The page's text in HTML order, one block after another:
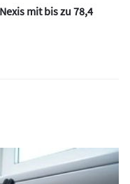
mit bis zu 78,4